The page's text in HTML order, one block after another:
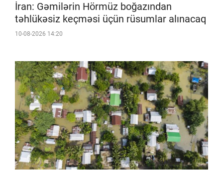
İran: Gəmilərin Hörmüz boğazından
təhlükəsiz keçməsi üçün rüsumlar alınacaq
10-08-2026 14:20